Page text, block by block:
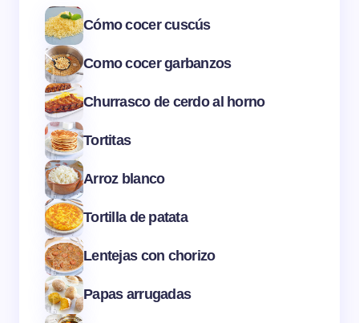
Cómo cocer cuscús
Como cocer garbanzos
Churrasco de cerdo al horno
Tortitas
Arroz blanco
Tortilla de patata
Lentejas con chorizo
Papas arrugadas